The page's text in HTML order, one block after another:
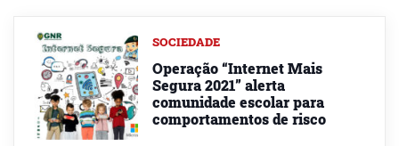
SOCIEDADE
Operação “Internet Mais
Segura 2021” alerta
comunidade escolar para
comportamentos de risco